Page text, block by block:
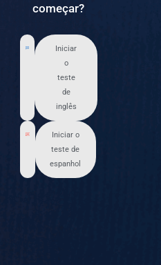
começar?
Iniciar
o
teste
de
inglês
Iniciar o
teste de
espanhol